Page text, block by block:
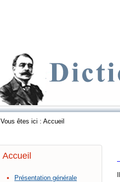
Vous êtes ici : Accueil
Accueil
Présentation générale